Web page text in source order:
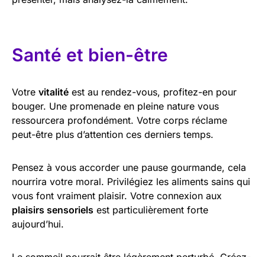
Santé et bien-être
Votre vitalité est au rendez-vous, profitez-en pour
bouger. Une promenade en pleine nature vous
ressourcera profondément. Votre corps réclame
peut-être plus d’attention ces derniers temps.
Pensez à vous accorder une pause gourmande, cela
nourrira votre moral. Privilégiez les aliments sains qui
vous font vraiment plaisir. Votre connexion aux
plaisirs sensoriels est particulièrement forte
aujourd’hui.